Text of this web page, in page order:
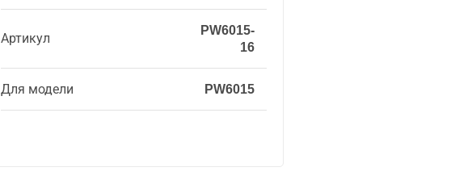
Артикул
PW6015-
16
Для модели PW6015